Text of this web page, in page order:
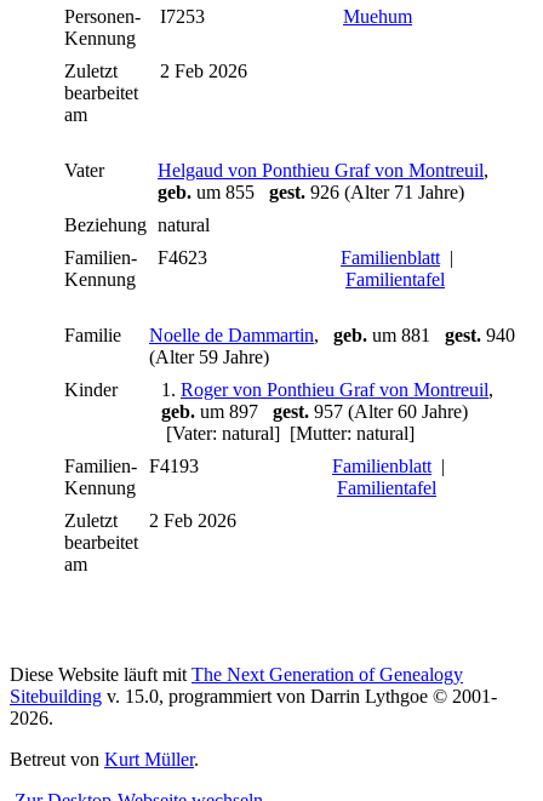
Personen-
Kennung
I7253 Muehum
Zuletzt
bearbeitet
am
2 Feb 2026
Vater Helgaud von Ponthieu Graf von Montreuil,
geb. um 855 gest. 926 (Alter 71 Jahre)
Beziehung natural
Familien-
Kennung
F4623 Familienblatt|
Familientafel
Familie Noelle de Dammartin, geb. um 881 gest. 940
(Alter 59 Jahre)
Kinder
1. Roger von Ponthieu Graf von Montreuil,
geb. um 897 gest. 957 (Alter 60 Jahre)
[Vater: natural] [Mutter: natural]
Familien-
Kennung
F4193 Familienblatt|
Familientafel
Zuletzt
bearbeitet
am
2 Feb 2026
Diese Website läuft mitThe Next Generation of Genealogy
Sitebuilding v. 15.0, programmiert von Darrin Lythgoe © 2001-
2026.
Betreut von Kurt Müller.